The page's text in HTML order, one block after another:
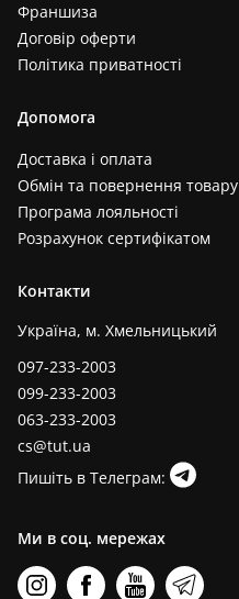
Франшиза
Договір оферти
Політика приватності
Допомога
Доставка і оплата
Обмін та повернення товару
Програма лояльності
Розрахунок сертифікатом
Контакти
Україна, м. Хмельницький
097-233-2003
099-233-2003
063-233-2003
cs@tut.ua
Пишіть в Телеграм:
Ми в соц. мережах